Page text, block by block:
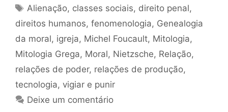
Tags
Alienação, classes sociais, direito penal,
direitos humanos, fenomenologia, Genealogia
da moral, igreja, Michel Foucault, Mitologia,
Mitologia Grega, Moral, Nietzsche, Relação,
relações de poder, relações de produção,
tecnologia, vigiar e punir
Deixe um comentário